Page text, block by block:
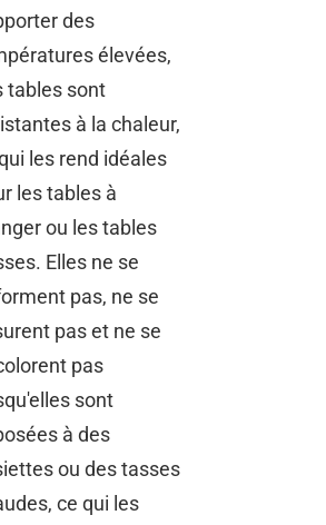
des
élevées,
tables sont
à la chaleur,
les rend idéales
les tables à
ou les tables
Elles ne se
pas, ne se
pas et ne se
pas
sont
à des
ou des tasses
ce qui les